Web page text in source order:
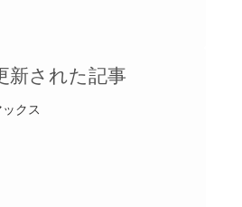
新された記事
クス